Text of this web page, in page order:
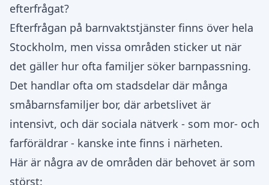
efterfrågat?
Efterfrågan på barnvaktstjänster finns över hela
Stockholm, men vissa områden sticker ut när
det gäller hur ofta familjer söker barnpassning.
Det handlar ofta om stadsdelar där många
småbarnsfamiljer bor, där arbetslivet är
intensivt, och där sociala nätverk - som mor- och
farföräldrar - kanske inte finns i närheten.
Här är några av de områden där behovet är som
störst: